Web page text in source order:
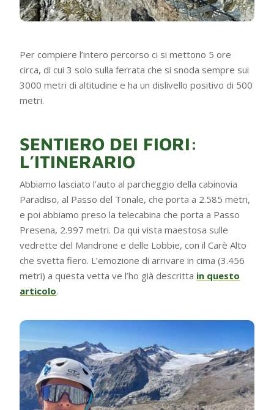
Per compiere l’intero percorso ci si mettono 5 ore
circa, di cui 3 solo sulla ferrata che si snoda sempre sui
3000 metri di altitudine e ha un dislivello positivo di 500
metri.
SENTIERO DEI FIORI:
L’ITINERARIO
Abbiamo lasciato l’auto al parcheggio della cabinovia
Paradiso, al Passo del Tonale, che porta a 2.585 metri,
e poi abbiamo preso la telecabina che porta a Passo
Presena, 2.997 metri. Da qui vista maestosa sulle
vedrette del Mandrone e delle Lobbie, con il Carè Alto
che svetta fiero. L’emozione di arrivare in cima (3.456
metri) a questa vetta ve l’ho già descritta in questo
articolo.